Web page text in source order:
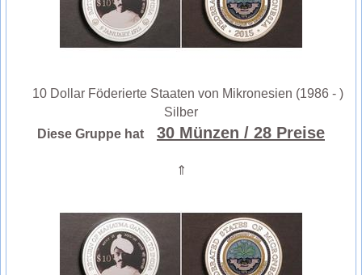
10 Dollar Föderierte Staaten von Mikronesien (1986 - )
Silber
Diese Gruppe hat
30 Münzen / 28 Preise
⇑